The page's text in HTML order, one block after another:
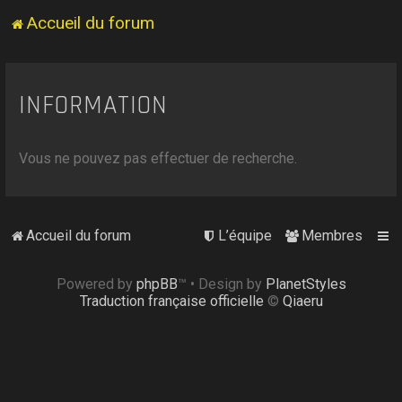
Accueil du forum
INFORMATION
Vous ne pouvez pas effectuer de recherche.
Accueil du forum Membres
L’équipe
Powered by phpBB™ • Design by PlanetStyles
Traduction française officielle © Qiaeru